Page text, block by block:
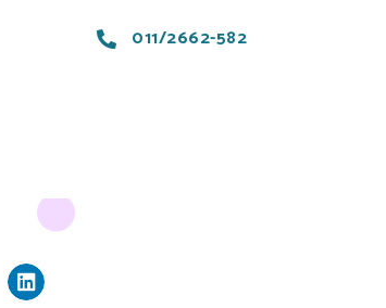
011/2662-582